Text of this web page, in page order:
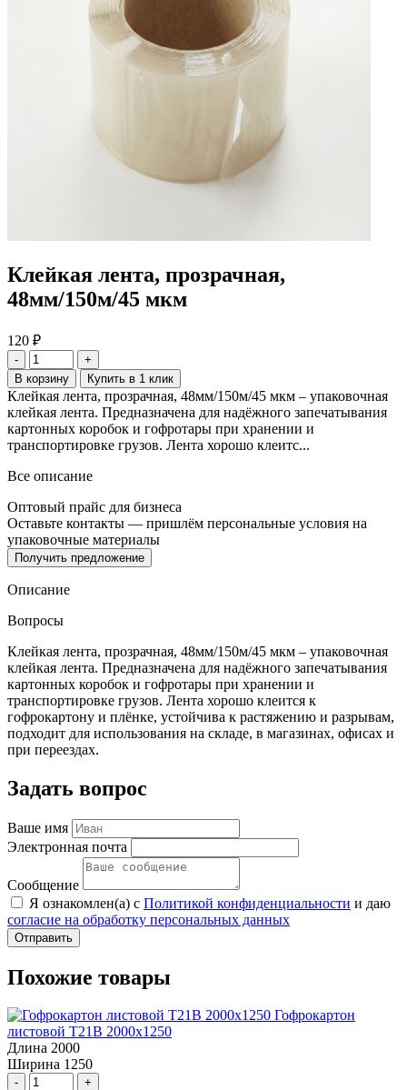
Клейкая лента, прозрачная,
48мм/150м/45 мкм
120 ₽
-
+
В корзину
Купить в 1 клик
Клейкая лента, прозрачная, 48мм/150м/45 мкм – упаковочная
клейкая лента. Предназначена для надёжного запечатывания
картонных коробок и гофротары при хранении и
транспортировке грузов. Лента хорошо клеитс...
Все описание
Оптовый прайс для бизнеса
Оставьте контакты — пришлём персональные условия на
упаковочные материалы
Получить предложение
Описание
Вопросы
Клейкая лента, прозрачная, 48мм/150м/45 мкм – упаковочная
клейкая лента. Предназначена для надёжного запечатывания
картонных коробок и гофротары при хранении и
транспортировке грузов. Лента хорошо клеится к
гофрокартону и плёнке, устойчива к растяжению и разрывам,
подходит для использования на складе, в магазинах, офисах и
при переездах.
Задать вопрос
Ваше имя
Электронная почта
Сообщение
Я ознакомлен(а) с Политикой конфиденциальности и даю
согласие на обработку персональных данных
Отправить
Похожие товары
Гофрокартон
листовой Т21В 2000х1250
Длина 2000
Ширина 1250
- +